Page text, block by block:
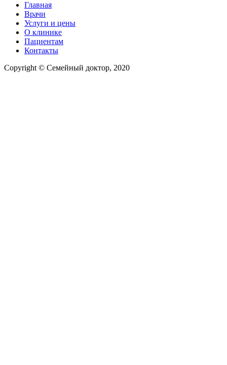
Главная
Врачи
Услуги и цены
О клинике
Пациентам
Контакты
Copyright © Семейный доктор, 2020